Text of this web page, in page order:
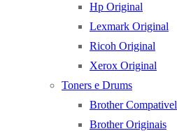
Hp Original
Lexmark Original
Ricoh Original
Xerox Original
Toners e Drums
Brother Compativel
Brother Originais